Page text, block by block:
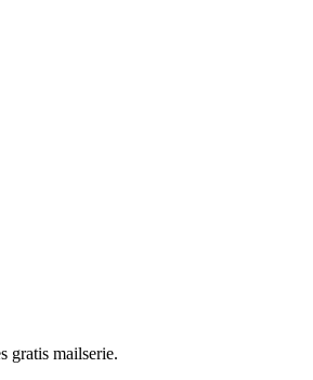
gratis mailserie.